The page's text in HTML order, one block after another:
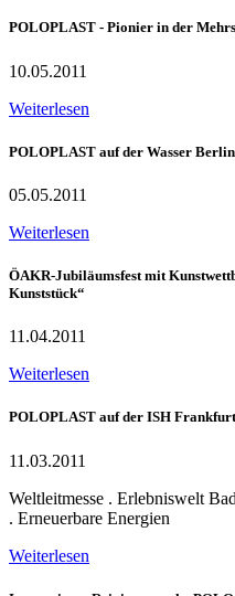
POLOPLAST - Pionier in der
10.05.2011
Weiterlesen
POLOPLAST auf der Wasser
05.05.2011
Weiterlesen
ÖAKR-Jubiläumsfest mit
Kunststück“
11.04.2011
Weiterlesen
POLOPLAST auf der ISH
11.03.2011
Weltleitmesse . Erlebniswelt
. Erneuerbare Energien
Weiterlesen